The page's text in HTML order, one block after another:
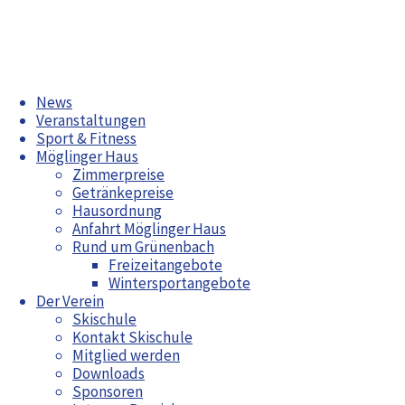
Inhalt
springen
News
Veranstaltungen
Sport & Fitness
Möglinger Haus
Zimmerpreise
Getränkepreise
Hausordnung
Anfahrt Möglinger Haus
Rund um Grünenbach
Freizeitangebote
Wintersportangebote
Der Verein
Skischule
Kontakt Skischule
Mitglied werden
Downloads
Sponsoren
Arbeitswochenende April 2026
Bürgerfest Möglingen 2026
Jahreshauptversammlung
2026
Aktuelles
Radwoche in Grünenbach 2026
Bürgerfest Möglingen 2026
Jahreshauptversammlung 2026
Arbeitswochenende April 2026
Maiwanderung